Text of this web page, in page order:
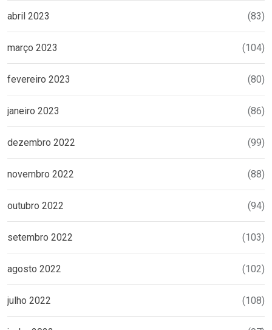
abril 2023 (83)
março 2023 (104)
fevereiro 2023 (80)
janeiro 2023 (86)
dezembro 2022 (99)
novembro 2022 (88)
outubro 2022 (94)
setembro 2022 (103)
agosto 2022 (102)
julho 2022 (108)